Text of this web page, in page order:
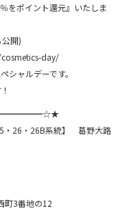
をポイント還元』いたしま
開)
day/
シャルデーです。
・26・26B系統】 葛野大路
町3番地の12